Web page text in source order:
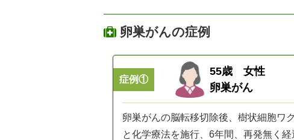
免疫細胞治療は、自己の免疫細胞を活用
良い効果が期待できます。また、手術で
まう微小ながんに対して、全身的に大き
いると考えられます。
瀬田クリニックグループに来院さ
卵巣がんの症例
症例①
55歳 女性
卵巣がん
卵巣がんの脳転移切除後、樹状細胞ワ
と化学療法を施行、6年間、再発無く経